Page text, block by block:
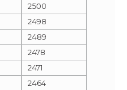
2500
2498
2489
2478
2471
2464